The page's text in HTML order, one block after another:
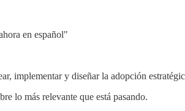
en español"
implementar y diseñar la adopción
lo más relevante que está pasando.